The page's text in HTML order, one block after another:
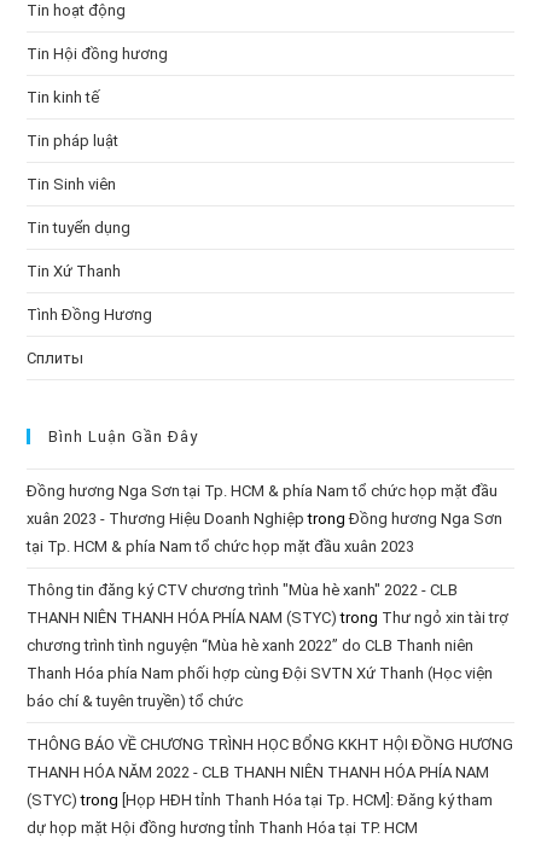
Tin hoạt động
Tin Hội đồng hương
Tin kinh tế
Tin pháp luật
Tin Sinh viên
Tin tuyển dụng
Tin Xứ Thanh
Tình Đồng Hương
Сплиты
Bình Luận Gần Đây
Đồng hương Nga Sơn tại Tp. HCM & phía Nam tổ chức họp mặt đầu
xuân 2023 - Thương Hiệu Doanh Nghiệp trongĐồng hương Nga Sơn
tại Tp. HCM & phía Nam tổ chức họp mặt đầu xuân 2023
Thông tin đăng ký CTV chương trình "Mùa hè xanh" 2022 - CLB
THANH NIÊN THANH HÓA PHÍA NAM (STYC) trong Thư ngỏ xin tài trợ
chương trình tình nguyện “Mùa hè xanh 2022” do CLB Thanh niên
Thanh Hóa phía Nam phối hợp cùng Đội SVTN Xứ Thanh (Học viện
báo chí & tuyên truyền) tổ chức
THÔNG BÁO VỀ CHƯƠNG TRÌNH HỌC BỔNG KKHT HỘI ĐỒNG HƯƠNG
THANH HÓA NĂM 2022 - CLB THANH NIÊN THANH HÓA PHÍA NAM
(STYC) trong [Họp HĐH tỉnh Thanh Hóa tại Tp. HCM]: Đăng ký tham
dự họp mặt Hội đồng hương tỉnh Thanh Hóa tại TP. HCM